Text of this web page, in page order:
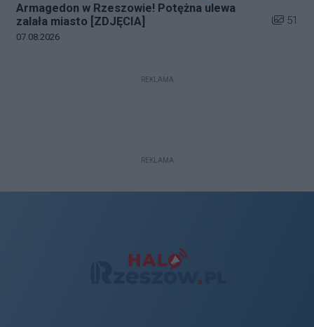
Armagedon w Rzeszowie! Potężna ulewa
zalała miasto [ZDJĘCIA]
Liczba
51
Data dodania galerii:
07.08.2026
REKLAMA
REKLAMA